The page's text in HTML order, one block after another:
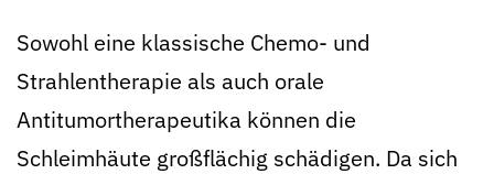
Sowohl eine klassische Chemo- und
Strahlentherapie als auch orale
Antitumortherapeutika können die
Schleimhäute großflächig schädigen. Da sich